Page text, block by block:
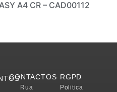
A4 CR – CAD00112
CONTACTOS
Rua
RGPD
Politica